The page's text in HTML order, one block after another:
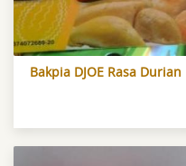
Bakpia DJOE Rasa Durian